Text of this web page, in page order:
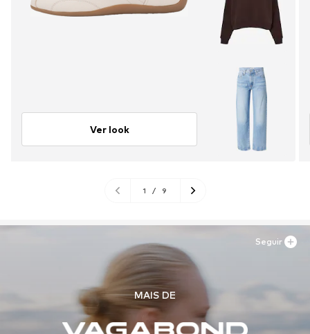
Ver look
1 / 9
MAIS DE
Seguir